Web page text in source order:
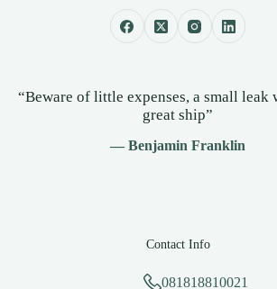
“Beware of little expenses, a small leak
great ship”
— Benjamin Franklin
Contact Info
081818810021